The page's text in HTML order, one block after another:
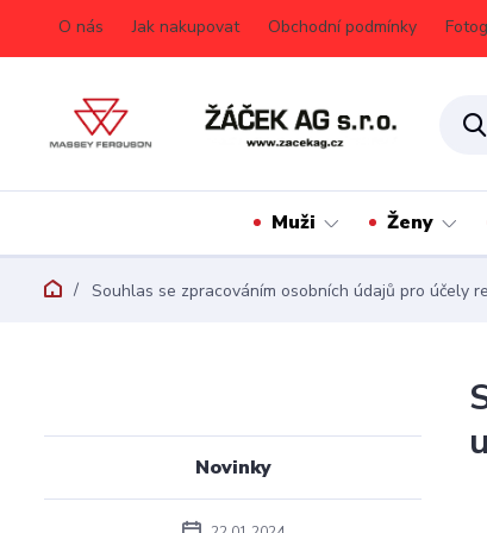
O nás Jak nakupovat Obchodní podmínky
Muži Ženy
Souhlas se zpracováním osobních údajů pro účely
Novinky